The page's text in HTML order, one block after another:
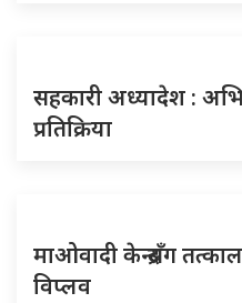
सहकारी अध्यादेश :
प्रतिक्रिया
माओवादी केन्द्रसँग
विप्लव